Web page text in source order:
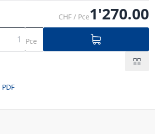
CHF / Pce1'270.00
Pce
PDF